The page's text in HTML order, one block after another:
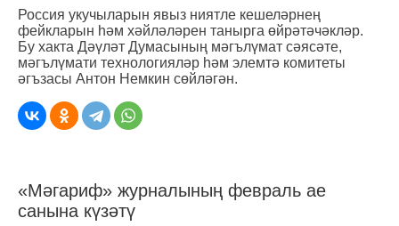
Россия укучыларын явыз ниятле кешеләрнең
фейкларын һәм хәйләләрен танырга өйрәтәчәкләр.
Бу хакта Дәүләт Думасының мәгълүмат сәясәте,
мәгълүмати технологияләр һәм элемтә комитеты
әгъзасы Антон Немкин сөйләгән.
«Мәгариф» журналының февраль ае
санына күзәтү